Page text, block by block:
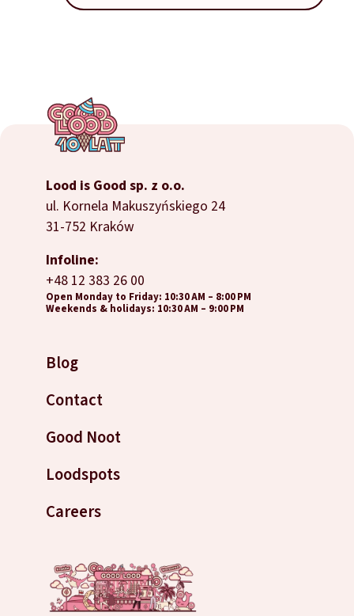
Lood is Good sp. z o.o.
ul. Kornela Makuszyńskiego 24
31-752 Kraków
Infoline:
+48 12 383 26 00
Open Monday to Friday: 10:30 AM – 8:00 PM
Weekends & holidays: 10:30 AM – 9:00 PM
Blog
Contact
Good Noot
Loodspots
Careers